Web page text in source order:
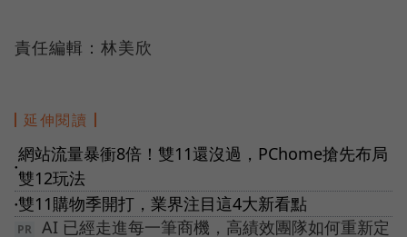
責任編輯：林美欣
延伸閱讀
●
網站流量暴衝8倍！雙11還沒過，PChome搶先布局
雙12玩法
●雙11購物季開打，業界注目這4大新看點
AI 已經走進每一筆商機，高績效團隊如何重新定